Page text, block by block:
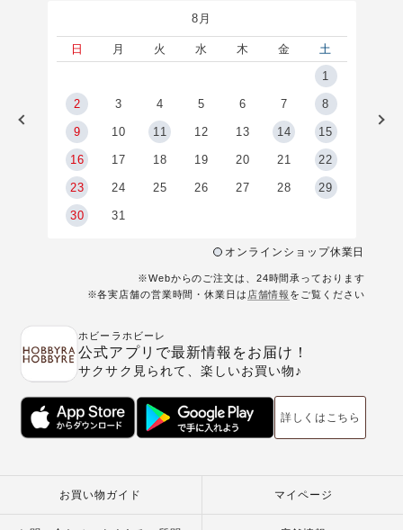
8月
日 月 火 水 木 金
土
1
2 3 4 5 6 7 8
9 10 11 12 13 14 15
16 17 18 19 20 21 22
23 24 25 26 27 28 29
30 31
オンラインショップ休業日
※Webからのご注文は、24時間承っております
※各実店舗の営業時間・休業日は 店舗情報 をご覧ください
ホビーラホビーレ
公式アプリで最新情報をお届け！
サクサク見られて、楽しいお買い物♪
詳しくはこちら
お買い物ガイド マイページ